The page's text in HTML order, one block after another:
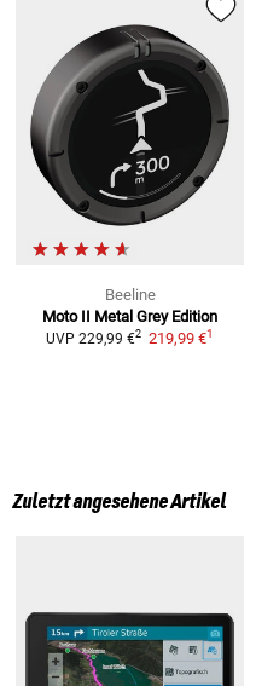
Beeline
Moto II Metal Grey Edition
UVP 229,99 €2 219,99 €1
Zuletzt angesehene Artikel